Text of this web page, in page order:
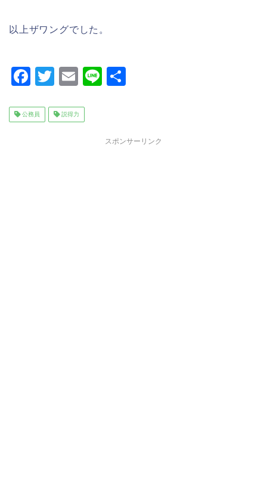
以上ザワングでした。
F
c
T
tt
E
ai
Li
公務員 説得力
スポンサーリンク